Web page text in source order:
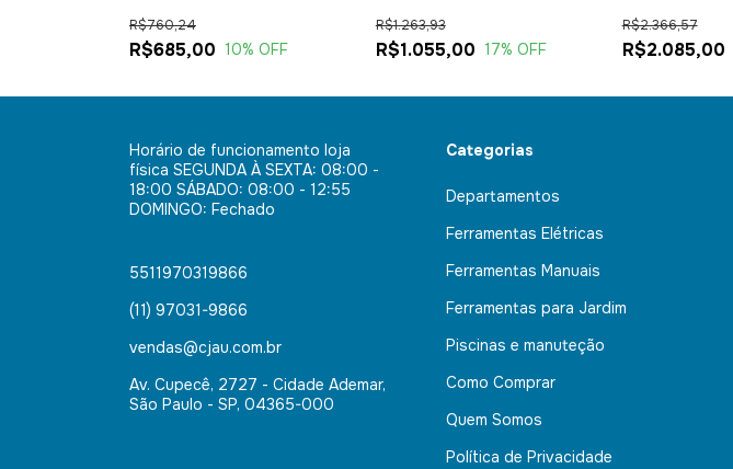
R$685,00
R$760,24
10% OFF R$1.055,00
R$1.263,93
17% OFF R$2.085,00
R$2.366,57
Horário de funcionamento loja
física SEGUNDA À SEXTA: 08:00 -
18:00 SÁBADO: 08:00 - 12:55
DOMINGO: Fechado
5511970319866
(11) 97031-9866
vendas@cjau.com.br
Av. Cupecê, 2727 - Cidade Ademar,
São Paulo - SP, 04365-000
Categorias
Departamentos
Ferramentas Elétricas
Ferramentas Manuais
Ferramentas para Jardim
Piscinas e manuteção
Como Comprar
Quem Somos
Política de Privacidade